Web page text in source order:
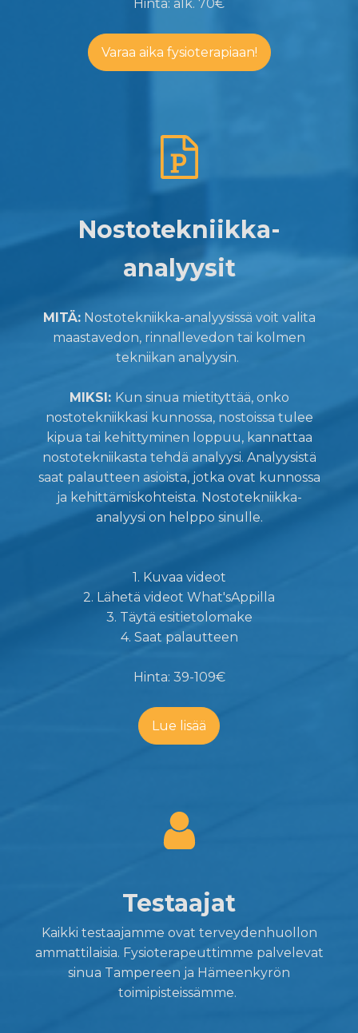
Hinta: alk. 70€
Varaa aika fysioterapiaan!
Nostotekniikka-
analyysit
MITÄ:Nostotekniikka-analyysissä voit valita
maastavedon, rinnallevedon tai kolmen
tekniikan analyysin.
MIKSI: Kun sinua mietityttää, onko
nostotekniikkasi kunnossa, nostoissa tulee
kipua tai kehittyminen loppuu, kannattaa
nostotekniikasta tehdä analyysi. Analyysistä
saat palautteen asioista, jotka ovat kunnossa
ja kehittämiskohteista. Nostotekniikka-
analyysi on helppo sinulle.
1. Kuvaa videot
2. Lähetä videot What'sAppilla
3. Täytä esitietolomake
4. Saat palautteen
Hinta: 39-109€
Lue lisää
Testaajat
Kaikki testaajamme ovat terveydenhuollon
ammattilaisia. Fysioterapeuttimme palvelevat
sinua Tampereen ja Hämeenkyrön
toimipisteissämme.